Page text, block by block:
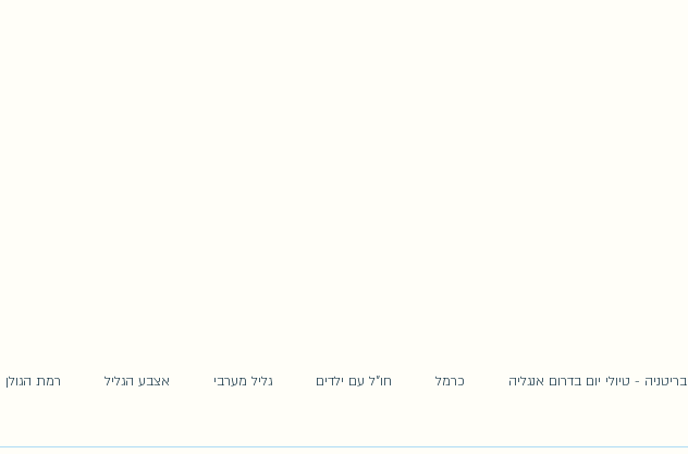
רמת הגולן אצבע הגליל גליל מערבי חו"ל עם ילדים כרמל בריטניה - טיולי יום בדרום אנגליה